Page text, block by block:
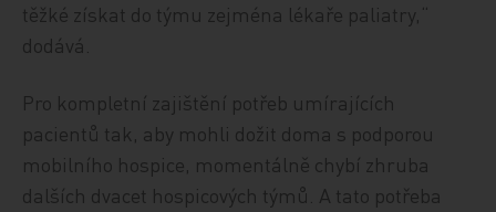
těžké získat do týmu zejména lékaře paliatry,“
dodává.
Pro kompletní zajištění potřeb umírajících
pacientů tak, aby mohli dožit doma s podporou
mobilního hospice, momentálně chybí zhruba
dalších dvacet hospicových týmů. A tato potřeba